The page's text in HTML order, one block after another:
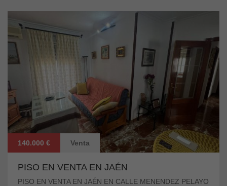
140.000 € Venta
PISO EN VENTA EN JAÉN
PISO EN VENTA EN JAÉN EN CALLE MENENDEZ PELAYO